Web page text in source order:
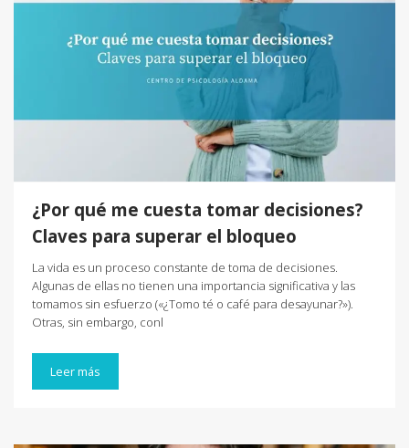
¿Por qué me cuesta tomar decisiones?
Claves para superar el bloqueo
La vida es un proceso constante de toma de decisiones.
Algunas de ellas no tienen una importancia significativa y las
tomamos sin esfuerzo («¿Tomo té o café para desayunar?»).
Otras, sin embargo, conl
Leer más